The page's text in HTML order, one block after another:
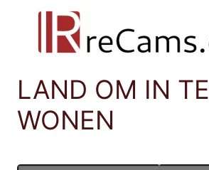
LAND OM IN TE
WONEN